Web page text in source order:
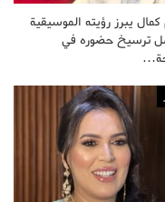
يبرز رؤيته الموسيقية
ترسيخ حضوره في